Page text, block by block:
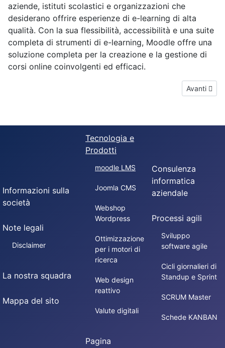
aziende, istituti scolastici e organizzazioni che
desiderano offrire esperienze di e-learning di alta
qualità. Con la sua flessibilità, accessibilità e una suite
completa di strumenti di e-learning, Moodle offre una
soluzione completa per la creazione e la gestione di
corsi online coinvolgenti ed efficaci.
Articolo
Avanti
Informazioni sulla
società
Note legali
Disclaimer
La nostra squadra
Mappa del sito
Tecnologia e
Prodotti
moodle LMS
Joomla CMS
Webshop
Wordpress
Ottimizzazione
per i motori di
ricerca
Web design
reattivo
Valute digitali
Pagina
Consulenza
informatica
aziendale
Processi agili
Sviluppo
software agile
Cicli giornalieri di
Standup e Sprint
SCRUM Master
Schede KANBAN